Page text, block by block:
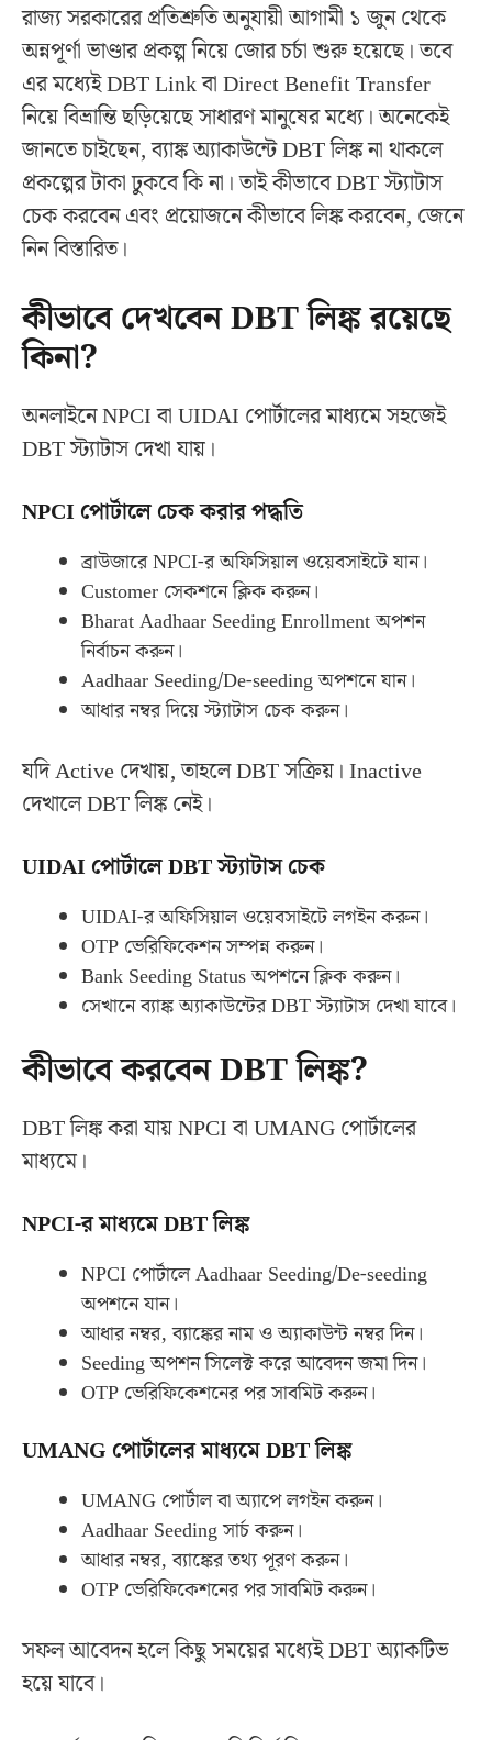
রাজ্য সরকারের প্রতিশ্রুতি অনুযায়ী আগামী ১ জুন থেকে
অন্নপূর্ণা ভাণ্ডার প্রকল্প নিয়ে জোর চর্চা শুরু হয়েছে। তবে
এর মধ্যেই DBT Link বা Direct Benefit Transfer
নিয়ে বিভ্রান্তি ছড়িয়েছে সাধারণ মানুষের মধ্যে। অনেকেই
জানতে চাইছেন, ব্যাঙ্ক অ্যাকাউন্টে DBT লিঙ্ক না থাকলে
প্রকল্পের টাকা ঢুকবে কি না। তাই কীভাবে DBT স্ট্যাটাস
চেক করবেন এবং প্রয়োজনে কীভাবে লিঙ্ক করবেন, জেনে
নিন বিস্তারিত।
কীভাবে দেখবেন DBT লিঙ্ক রয়েছে
কিনা?
অনলাইনে NPCI বা UIDAI পোর্টালের মাধ্যমে সহজেই
DBT স্ট্যাটাস দেখা যায়।
NPCI পোর্টালে চেক করার পদ্ধতি
ব্রাউজারে NPCI-র অফিসিয়াল ওয়েবসাইটে যান।
Customer সেকশনে ক্লিক করুন।
Bharat Aadhaar Seeding Enrollment অপশন
নির্বাচন করুন।
Aadhaar Seeding/De-seeding অপশনে যান।
আধার নম্বর দিয়ে স্ট্যাটাস চেক করুন।
যদি Active দেখায়, তাহলে DBT সক্রিয়। Inactive
দেখালে DBT লিঙ্ক নেই।
UIDAI পোর্টালে DBT স্ট্যাটাস চেক
UIDAI-র অফিসিয়াল ওয়েবসাইটে লগইন করুন।
OTP ভেরিফিকেশন সম্পন্ন করুন।
Bank Seeding Status অপশনে ক্লিক করুন।
সেখানে ব্যাঙ্ক অ্যাকাউন্টের DBT স্ট্যাটাস দেখা যাবে।
কীভাবে করবেন DBT লিঙ্ক?
DBT লিঙ্ক করা যায় NPCI বা UMANG পোর্টালের
মাধ্যমে।
NPCI-র মাধ্যমে DBT লিঙ্ক
NPCI পোর্টালে Aadhaar Seeding/De-seeding
অপশনে যান।
আধার নম্বর, ব্যাঙ্কের নাম ও অ্যাকাউন্ট নম্বর দিন।
Seeding অপশন সিলেক্ট করে আবেদন জমা দিন।
OTP ভেরিফিকেশনের পর সাবমিট করুন।
UMANG পোর্টালের মাধ্যমে DBT লিঙ্ক
UMANG পোর্টাল বা অ্যাপে লগইন করুন।
Aadhaar Seeding সার্চ করুন।
আধার নম্বর, ব্যাঙ্কের তথ্য পূরণ করুন।
OTP ভেরিফিকেশনের পর সাবমিট করুন।
সফল আবেদন হলে কিছু সময়ের মধ্যেই DBT অ্যাকটিভ
হয়ে যাবে।